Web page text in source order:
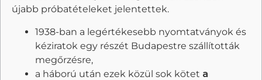
újabb próbatételeket jelentettek.
1938-ban a legértékesebb nyomtatványok és
kéziratok egy részét Budapestre szállították
megőrzésre,
a háború után ezek közül sok kötet a